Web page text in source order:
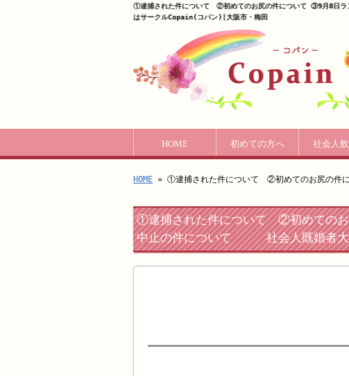
①逮捕された件について ②初めてのお尻の件について ③9月8日
はサークルCopain(コパン)|大阪市・梅田
HOME 初めての方へ 社会人
HOME » ①逮捕された件について ②初めてのお尻の件
①逮捕された件について ②初めてのお
中止の件について 社会人既婚者大